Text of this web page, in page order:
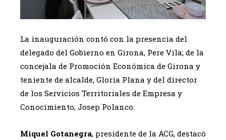
La inauguración contó con la presencia del
delegado del Gobierno en Girona, Pere Vila; de la
concejala de Promoción Económica de Girona y
teniente de alcalde, Gloria Plana y del director
de los Servicios Territoriales de Empresa y
Conocimiento, Josep Polanco.
Miquel Gotanegra, presidente de la ACG, destacó